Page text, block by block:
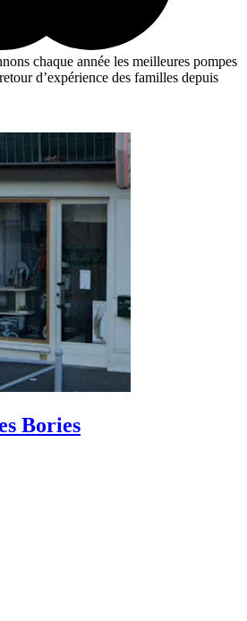
chaque année les meilleures pompes
d’expérience des familles depuis
Bories